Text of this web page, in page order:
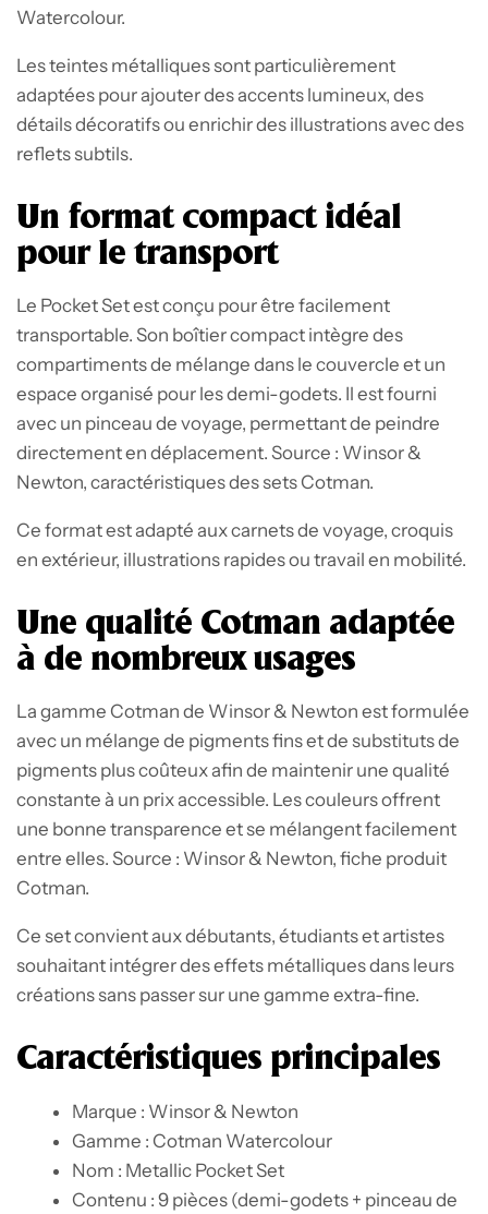
Watercolour.
Les teintes métalliques sont particulièrement
adaptées pour ajouter des accents lumineux, des
détails décoratifs ou enrichir des illustrations avec des
reflets subtils.
Un format compact idéal
pour le transport
Le Pocket Set est conçu pour être facilement
transportable. Son boîtier compact intègre des
compartiments de mélange dans le couvercle et un
espace organisé pour les demi-godets. Il est fourni
avec un pinceau de voyage, permettant de peindre
directement en déplacement. Source : Winsor &
Newton, caractéristiques des sets Cotman.
Ce format est adapté aux carnets de voyage, croquis
en extérieur, illustrations rapides ou travail en mobilité.
Une qualité Cotman adaptée
à de nombreux usages
La gamme Cotman de Winsor & Newton est formulée
avec un mélange de pigments fins et de substituts de
pigments plus coûteux afin de maintenir une qualité
constante à un prix accessible. Les couleurs offrent
une bonne transparence et se mélangent facilement
entre elles. Source : Winsor & Newton, fiche produit
Cotman.
Ce set convient aux débutants, étudiants et artistes
souhaitant intégrer des effets métalliques dans leurs
créations sans passer sur une gamme extra-fine.
Caractéristiques principales
Marque : Winsor & Newton
Gamme : Cotman Watercolour
Nom : Metallic Pocket Set
Contenu : 9 pièces (demi-godets + pinceau de